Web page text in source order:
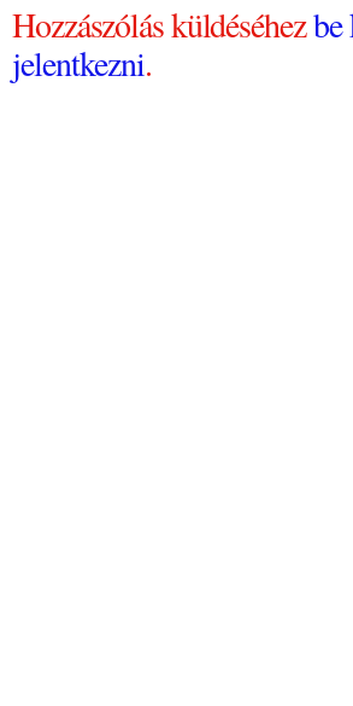
Hozzászólás küldéséhezbe
jelentkezni.